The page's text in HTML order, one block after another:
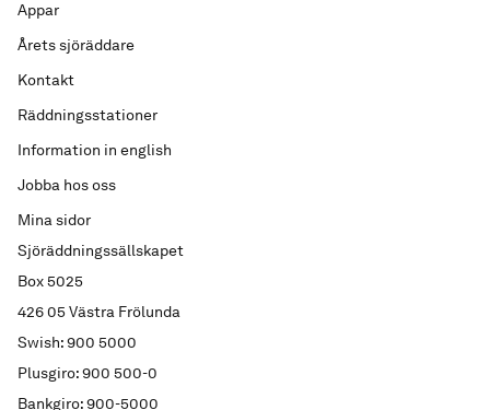
Sjöräddningssällskapet
Box 5025
426 05 Västra Frölunda
Swish: 900 5000
Plusgiro: 900 500-0
Bankgiro: 900-5000
Appar
Årets sjöräddare
Kontakt
Räddningsstationer
Information in english
Jobba hos oss
Mina sidor